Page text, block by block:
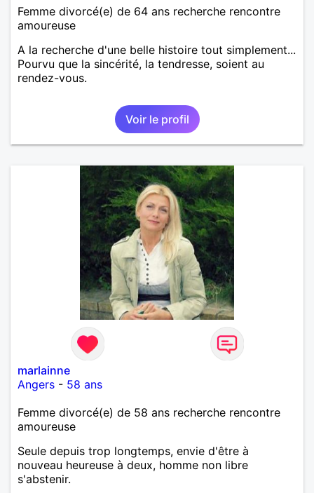
Femme divorcé(e) de 64 ans recherche rencontre
amoureuse
A la recherche d'une belle histoire tout simplement...
Pourvu que la sincérité, la tendresse, soient au
rendez-vous.
Voir le profil
marlainne
Angers - 58 ans
Femme divorcé(e) de 58 ans recherche rencontre
amoureuse
Seule depuis trop longtemps, envie d'être à
nouveau heureuse à deux, homme non libre
s'abstenir.